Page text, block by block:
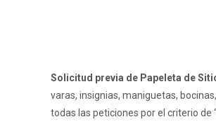
Solicitud previa de Papeleta de
varas, insignias, maniguetas,
todas las peticiones por el criterio de